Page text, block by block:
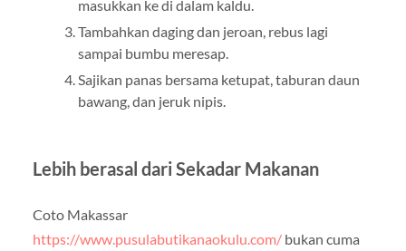
masukkan ke di dalam kaldu.
Tambahkan daging dan jeroan, rebus lagi
sampai bumbu meresap.
Sajikan panas bersama ketupat, taburan daun
bawang, dan jeruk nipis.
Lebih berasal dari Sekadar Makanan
Coto Makassar
https://www.pusulabutikanaokulu.com/bukan cuma